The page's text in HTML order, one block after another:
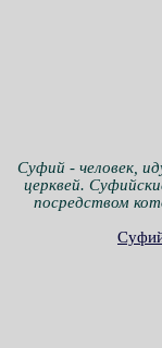
Суфий - человек,
церквей.
посредством